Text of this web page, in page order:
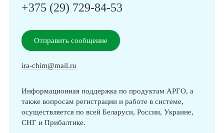
+375 (29) 729-84-53
Отправить сообщение
ira-chim@mail.ru
Информационная поддержка по продуктам АРГО, а
также вопросам регистрации и работе в системе,
осуществляется по всей Беларуси, России, Украине,
СНГ и Прибалтике.